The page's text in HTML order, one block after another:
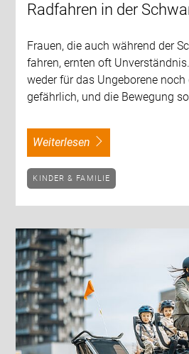
Radfahren in der
Frauen, die auch während der
fahren, ernten oft
weder für das Ungeborene
gefährlich, und die Bewegung
weiterlesen
KINDER & FAMILIE